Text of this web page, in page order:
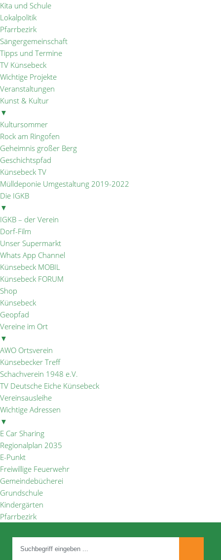
Kita und Schule
Lokalpolitik
Pfarrbezirk
Sängergemeinschaft
Tipps und Termine
TV Künsebeck
Wichtige Projekte
Veranstaltungen
Kunst & Kultur
▼
Kultursommer
Rock am Ringofen
Geheimnis großer Berg
Geschichtspfad
Künsebeck TV
Mülldeponie Umgestaltung 2019-2022
Die IGKB
▼
IGKB – der Verein
Dorf-Film
Unser Supermarkt
Whats App Channel
Künsebeck MOBIL
Künsebeck FORUM
Shop
Künsebeck
Geopfad
Vereine im Ort
▼
AWO Ortsverein
Künsebecker Treff
Schachverein 1948 e.V.
TV Deutsche Eiche Künsebeck
Vereinsausleihe
Wichtige Adressen
▼
E Car Sharing
Regionalplan 2035
E-Punkt
Freiwillige Feuerwehr
Gemeindebücherei
Grundschule
Kindergärten
Pfarrbezirk